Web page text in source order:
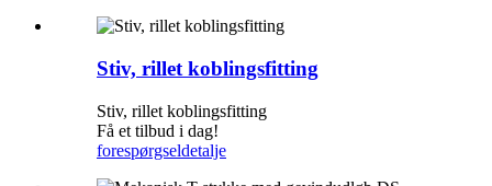
Stiv, rillet koblingsfitting
Stiv, rillet koblingsfitting
Få et tilbud i dag!
forespørgseldetalje